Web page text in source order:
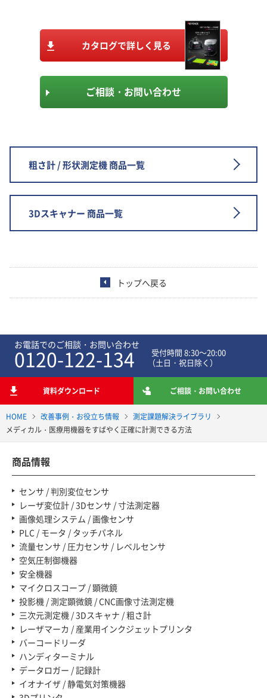
HOME 改善事例・お役立ち情報
測定課題解決ライブラリ
メディカル・医療用機器をすばやく正確に計測できる方法
カタログで詳しく見る
ご相談・お問い合わせ
粗さ計 / 形状測定機 商品一覧
3Dスキャナー 商品一覧
トップへ戻る
お電話でのご相談・お問い合わせ
0120-122-134
受付時間 8:30～20:00
（土日・祝日除く）
資料ダウンロード ご相談・お問い合わせ
商品情報
センサ / 判別変位センサ
レーザ変位計 / 3Dセンサ / 寸法測定器
画像処理システム / 画像センサ
PLC / モータ / タッチパネル
流量センサ / 圧力センサ / レベルセンサ
空気圧制御機器
安全機器
マイクロスコープ / 顕微鏡
投影機 / 測定顕微鏡 / CNC画像寸法測定機
三次元測定機 / 3Dスキャナ / 粗さ計
レーザマーカ / 産業用インクジェットプリンタ
バーコードリーダ
ハンディターミナル
データロガー / 記録計
イオナイザ / 静電気対策機器